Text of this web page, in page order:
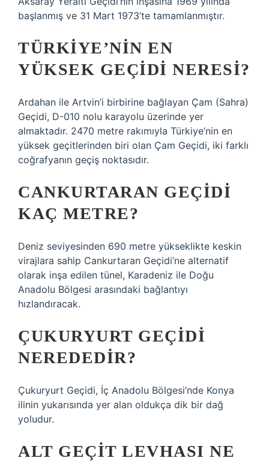
başlanmış ve 31 Mart 1973’te tamamlanmıştır.
TÜRKIYE’NIN EN
YÜKSEK GEÇIDI NERESI?
Ardahan ile Artvin’i birbirine bağlayan Çam (Sahra)
Geçidi, D-010 nolu karayolu üzerinde yer
almaktadır. 2470 metre rakımıyla Türkiye’nin en
yüksek geçitlerinden biri olan Çam Geçidi, iki farklı
coğrafyanın geçiş noktasıdır.
CANKURTARAN GEÇIDI
KAÇ METRE?
Deniz seviyesinden 690 metre yükseklikte keskin
virajlara sahip Cankurtaran Geçidi’ne alternatif
olarak inşa edilen tünel, Karadeniz ile Doğu
Anadolu Bölgesi arasındaki bağlantıyı
hızlandıracak.
ÇUKURYURT GEÇIDI
NEREDEDIR?
Çukuryurt Geçidi, İç Anadolu Bölgesi’nde Konya
ilinin yukarısında yer alan oldukça dik bir dağ
yoludur.
ALT GEÇIT LEVHASI NE